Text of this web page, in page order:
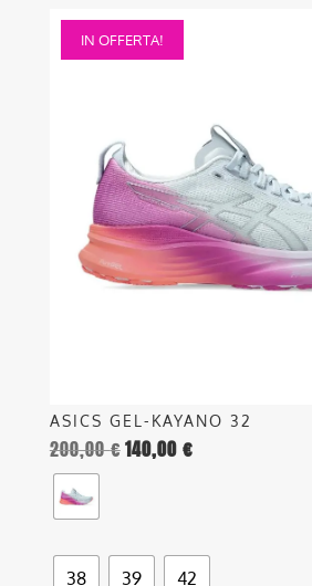
IN OFFERTA!
ASICS GEL-KAYANO 32
200,00€140,00 €
38 39 42
Questo
prodotto
opzioni
possono
essere
scelte